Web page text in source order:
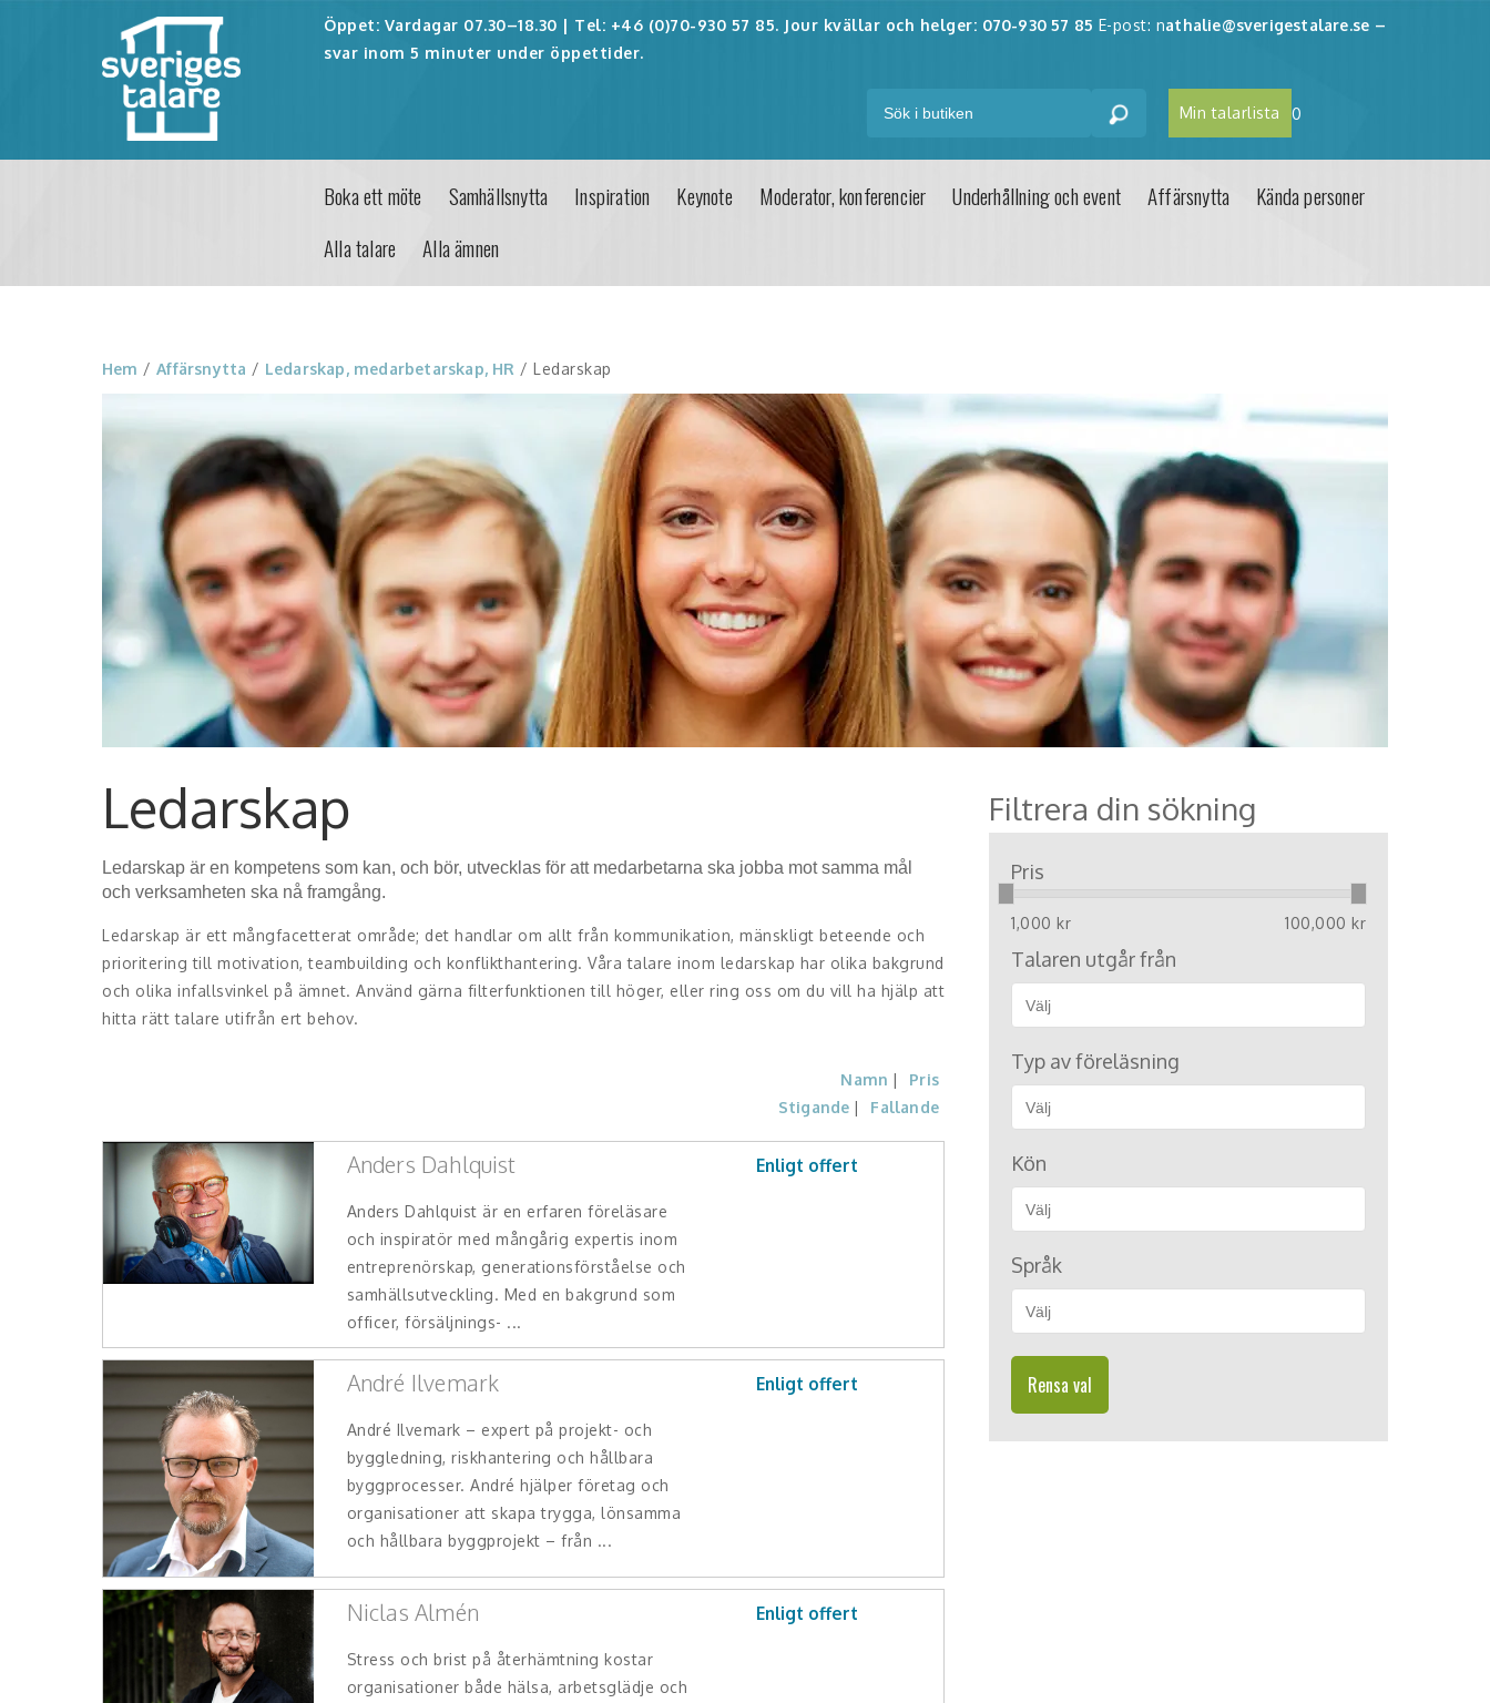
Öppet: Vardagar 07.30–18.30 | Tel: +46 (0)70-930 57 85. Jour kvällar och helger: 070-930 57 85 E-post: nathalie@sverigestalare.se –
svar inom 5 minuter under öppettider.
Min talarlista 0
Boka ett möte Samhällsnytta Inspiration Keynote Moderator, konferencier Underhållning och event Affärsnytta
Kända personer
Alla talare
Alla ämnen
Hem /Affärsnytta / Ledarskap, medarbetarskap, HR / Ledarskap
Ledarskap
Ledarskap är en kompetens som kan, och bör, utvecklas för att medarbetarna ska jobba mot samma mål
och verksamheten ska nå framgång.
Ledarskap är ett mångfacetterat område; det handlar om allt från kommunikation, mänskligt beteende och
prioritering till motivation, teambuilding och konflikthantering. Våra talare inom ledarskap har olika bakgrund
och olika infallsvinkel på ämnet. Använd gärna filterfunktionen till höger, eller ring oss om du vill ha hjälp att
hitta rätt talare utifrån ert behov.
Namn
Pris
Stigande
Fallande
Anders Dahlquist
Anders Dahlquist är en erfaren föreläsare
och inspiratör med mångårig expertis inom
entreprenörskap, generationsförståelse och
samhällsutveckling. Med en bakgrund som
officer, försäljnings- ...
Enligt offert
André Ilvemark
André Ilvemark – expert på projekt- och
byggledning, riskhantering och hållbara
byggprocesser. André hjälper företag och
organisationer att skapa trygga, lönsamma
och hållbara byggprojekt – från ...
Enligt offert
Niclas Almén
Stress och brist på återhämtning kostar
organisationer både hälsa, arbetsglädje och
Enligt offert
Filtrera din sökning
Pris
1,000 kr 100,000 kr
Talaren utgår från
Typ av föreläsning
Kön
Språk
Rensa val